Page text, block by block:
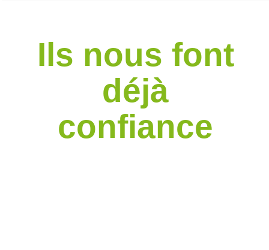
Ils nous font
déjà
confiance